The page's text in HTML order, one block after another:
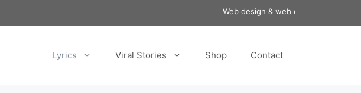
Web design & web development
Lyrics Viral Stories Shop Contact